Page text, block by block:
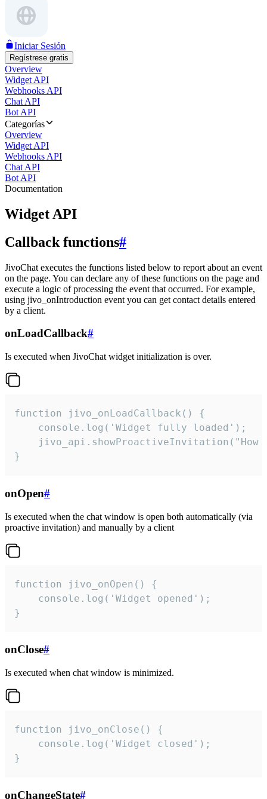
Iniciar Sesión
Regístrese gratis
Overview
Widget API
Webhooks API
Chat API
Bot API
Categorías
Overview
Widget API
Webhooks API
Chat API
Bot API
Documentation
Widget API
Callback functions#
JivoChat executes the functions listed below to report about an event
on the page. You can declare any of these functions on the page and
execute a logic of processing the event that occurred. For example,
using jivo_onIntroduction event you can get contact details entered
by a client.
onLoadCallback#
Is executed when JivoChat widget initialization is over.
function jivo_onLoadCallback() {
    console.log('Widget fully loaded');
jivo_api.showProactiveInvitation("How
}
onOpen#
Is executed when the chat window is open both automatically (via
proactive invitation) and manually by a client
function jivo_onOpen() {
    console.log('Widget opened');
}
onClose#
Is executed when chat window is minimized.
function jivo_onClose() {
    console.log('Widget closed');
}
onChangeState#